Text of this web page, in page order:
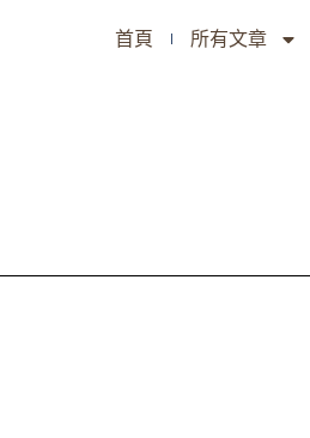
首頁 所有文章